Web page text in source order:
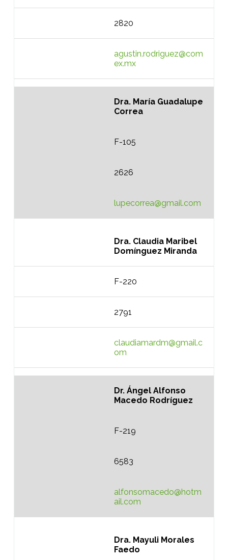
2820
agustin.rodriguez@com
ex.mx
Dra. María Guadalupe
Correa
F-105
2626
lupecorrea@gmail.com
Dra. Claudia Maribel
Domínguez Miranda
F-220
2791
claudiamardm@gmail.c
om
Dr. Ángel Alfonso
Macedo Rodríguez
F-219
6583
alfonsomacedo@hotm
ail.com
Dra. Mayuli Morales
Faedo